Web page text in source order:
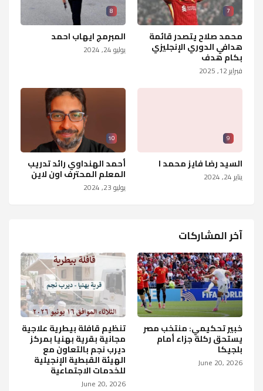
7
محمد صلاح يتصدر قائمة
هدافي الدوري الإنجليزي
بكام هدف
فبراير 12, 2025
8
المبرمج ايهاب احمد
يوليو 24, 2024
9
السيد رضا فايز محمد ا
يناير 24, 2024
10
أحمد الهنداوي رائد تدريب
المعلم المحترف اون لاين
يوليو 23, 2024
آخر المشاركات
خبير تحكيمي: منتخب مصر
يستحق ركلة جزاء أمام
بلجيكا
June 20, 2026
تنظيم قافلة بيطرية علاجية
مجانية بقرية بهنيا بمركز
ديرب نجم بالتعاون مع
الهيئة القبطية الإنجيلية
للخدمات الاجتماعية
June 20, 2026